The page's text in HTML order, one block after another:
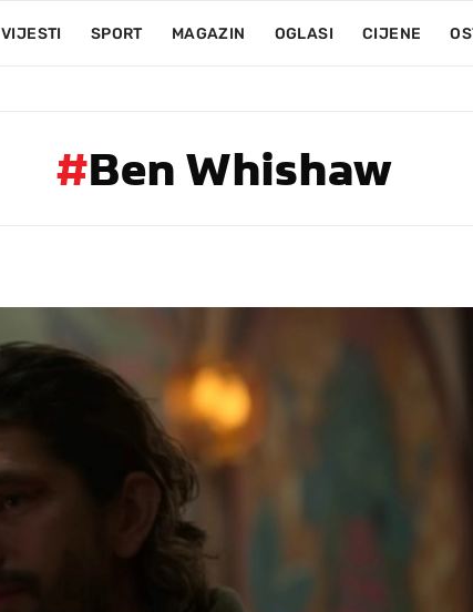
VIJESTI SPORT MAGAZIN OGLASI CIJENE
#Ben Whishaw